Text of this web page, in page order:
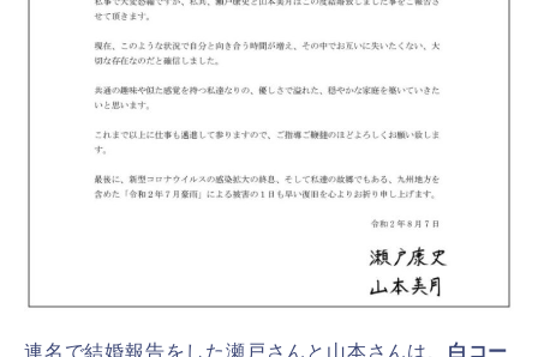
連名で結婚報告をした瀬戸さんと山本さんは、 白コー